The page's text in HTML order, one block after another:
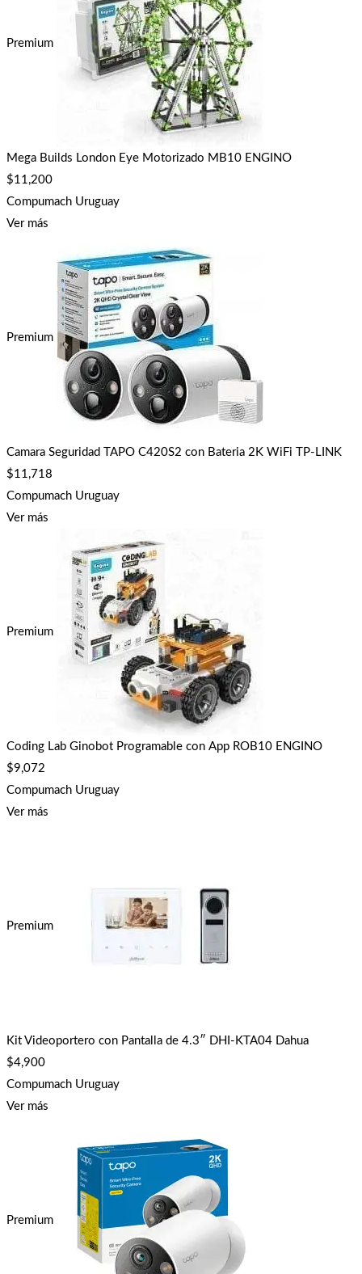
Premium
Mega Builds London Eye Motorizado MB10 ENGINO
$11,200
Compumach Uruguay
Ver más
Premium
Camara Seguridad TAPO C420S2 con Bateria 2K WiFi TP-LINK
$11,718
Compumach Uruguay
Ver más
Premium
Coding Lab Ginobot Programable con App ROB10 ENGINO
$9,072
Compumach Uruguay
Ver más
Premium
Kit Videoportero con Pantalla de 4.3″ DHI-KTA04 Dahua
$4,900
Compumach Uruguay
Ver más
Premium